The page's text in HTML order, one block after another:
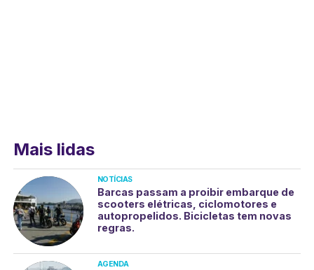
Mais lidas
NOTÍCIAS
Barcas passam a proibir embarque de
scooters elétricas, ciclomotores e
autopropelidos. Bicicletas tem novas
regras.
AGENDA